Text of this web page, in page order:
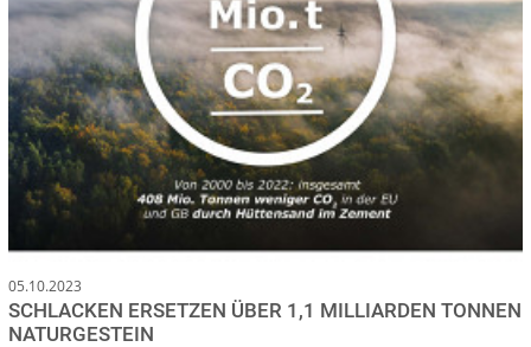
05.10.2023
SCHLACKEN ERSETZEN ÜBER 1,1 MILLIARDEN TONNEN
NATURGESTEIN